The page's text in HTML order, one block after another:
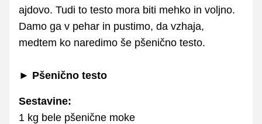
ajdovo. Tudi to testo mora biti mehko in voljno.
Damo ga v pehar in pustimo, da vzhaja,
medtem ko naredimo še pšenično testo.
► Pšenično testo
Sestavine:
1 kg bele pšenične moke